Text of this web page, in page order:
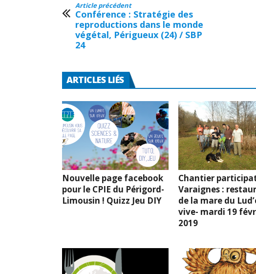
Article précédent
Conférence : Stratégie des
reproductions dans le monde
végétal, Périgueux (24) / SBP
24
ARTICLES LIÉS
Nouvelle page facebook
pour le CPIE du Périgord-
Limousin ! Quizz Jeu DIY
Chantier
Varaignes :
de la mare du
vive- mardi 19
2019